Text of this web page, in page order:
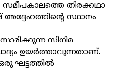
സമീപകാലത്തെ തിരക്കഥാ
സ്ഥാനം
സിനിമ
ഉയർത്താവുന്നതാണ്.
ഘട്ടത്തിൽ